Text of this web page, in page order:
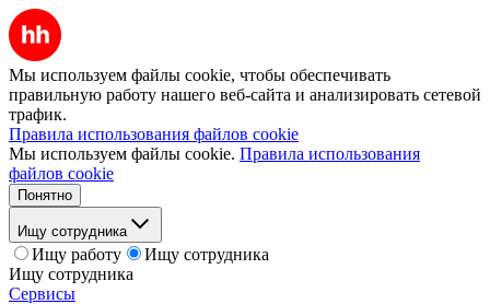
Мы используем файлы cookie, чтобы обеспечивать
правильную работу нашего веб-сайта и анализировать сетевой
трафик.
Правила использования файлов cookie
Мы используем файлы cookie. Правила использования
файлов cookie
Понятно
Ищу сотрудника
Ищу работу
Ищу сотрудника
Ищу сотрудника
Сервисы